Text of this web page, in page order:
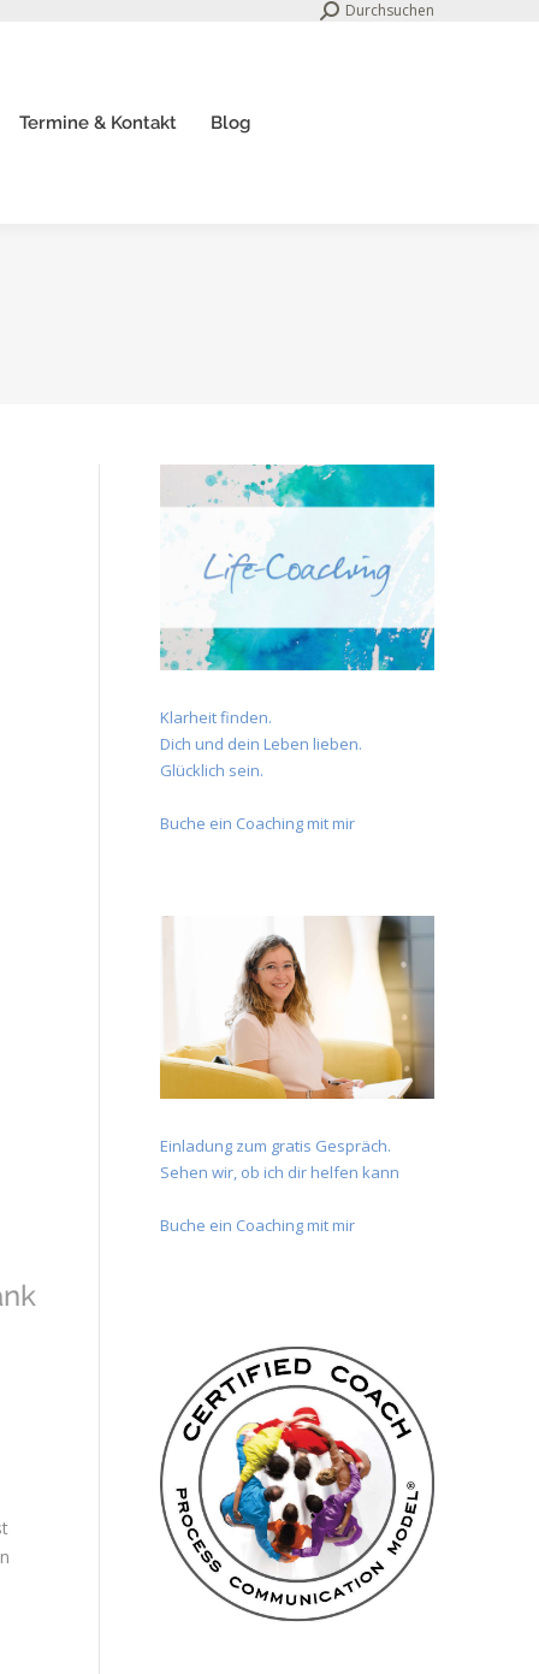
Search:Durchsuchen
Termine & Kontakt Blog
Klarheit finden.
Dich und dein Leben lieben.
Glücklich sein.
Buche ein Coaching mit mir
Einladung zum gratis Gespräch.
Sehen wir, ob ich dir helfen kann
Buche ein Coaching mit mir